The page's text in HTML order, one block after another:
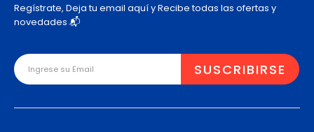
Regístrate, Deja tu email aquí y Recibe todas las ofertas y
novedades 📬